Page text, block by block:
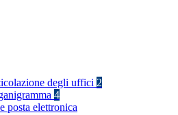
degli uffici 2
4
posta elettronica